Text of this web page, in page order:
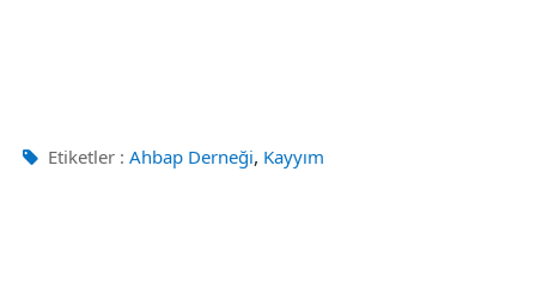
Etiketler : Ahbap Derneği, Kayyım